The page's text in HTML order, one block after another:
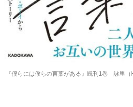
『僕らには僕らの言葉がある』既刊1巻 詠里（